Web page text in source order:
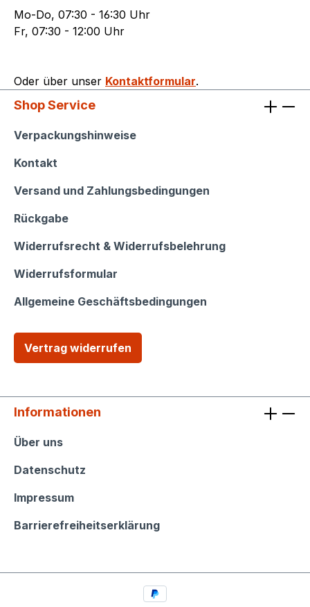
Mo-Do, 07:30 - 16:30 Uhr
Fr, 07:30 - 12:00 Uhr
Oder über unser Kontaktformular.
Shop Service
Shop Service
Verpackungshinweise
Kontakt
Versand und Zahlungsbedingungen
Rückgabe
Widerrufsrecht & Widerrufsbelehrung
Widerrufsformular
Allgemeine Geschäftsbedingungen
Vertrag widerrufen
Informationen
Informationen
Über uns
Datenschutz
Impressum
Barrierefreiheitserklärung